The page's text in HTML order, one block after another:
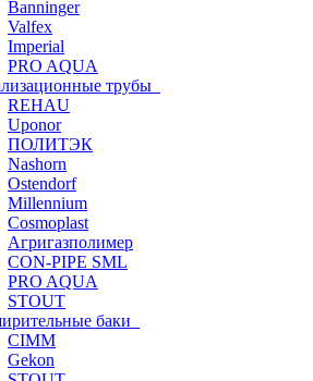
Banninger
Valfex
Imperial
PRO AQUA
трубы
REHAU
Uponor
ПОЛИТЭК
Nashorn
Ostendorf
Millennium
Cosmoplast
Агригазполимер
CON-PIPE SML
PRO AQUA
STOUT
баки
CIMM
Gekon